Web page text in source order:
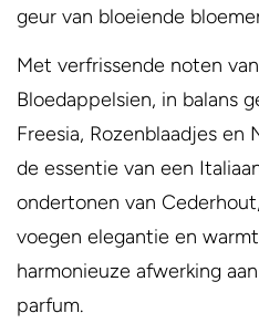
geur van bloeiende
Met verfrissende noten
Bloedappelsien, in balans
Freesia, Rozenblaadjes en
de essentie van een
ondertonen van
voegen elegantie en
harmonieuze afwerking
parfum.